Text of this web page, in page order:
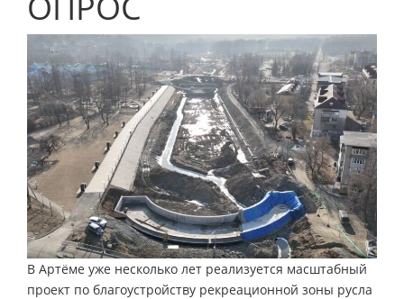
В Артёме уже несколько лет реализуется масштабный
проект по благоустройству рекреационной зоны русла